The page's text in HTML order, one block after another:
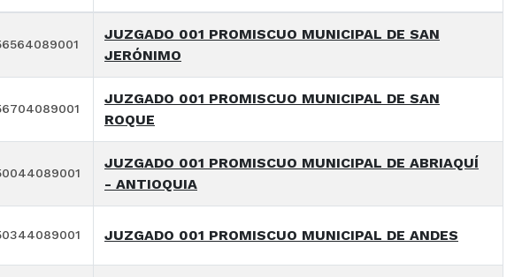
JUZGADO 001 PROMISCUO MUNICIPAL DE SAN
JERÓNIMO
JUZGADO 001 PROMISCUO MUNICIPAL DE SAN
ROQUE
JUZGADO 001 PROMISCUO MUNICIPAL DE ABRIAQUÍ
- ANTIOQUIA
JUZGADO 001 PROMISCUO MUNICIPAL DE ANDES